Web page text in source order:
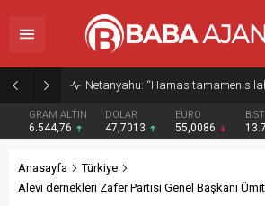
GRAM ALTIN
6.544,76
DOLAR
47,7013
EURO
55,0086
Anasayfa
Türkiye
Alevi dernekleri Zafer Partisi Genel Başkanı